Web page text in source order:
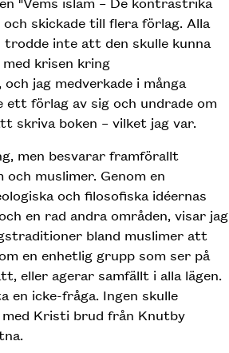
skickade till flera förlag. Alla
inte att den skulle kunna
krisen kring
jag medverkade i många
förlag av sig och undrade om
skriva boken – vilket jag var.
men besvarar framförallt
muslimer. Genom en
och filosofiska idéernas
en rad andra områden, visar jag
bland muslimer att
en enhetlig grupp som ser på
eller agerar samfällt i alla lägen.
en icke-fråga. Ingen skulle
med Kristi brud från Knutby